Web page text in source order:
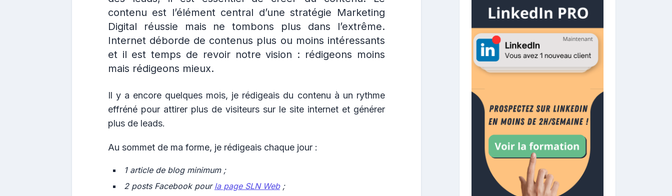
contenu est l’élément central d’une stratégie Marketing
Digital réussie mais ne tombons plus dans l’extrême.
Internet déborde de contenus plus ou moins intéressants
et il est temps de revoir notre vision : rédigeons moins
mais rédigeons mieux.
Il y a encore quelques mois, je rédigeais du contenu à un rythme
effréné pour attirer plus de visiteurs sur le site internet et générer
plus de leads.
Au sommet de ma forme, je rédigeais chaque jour :
1 article de blog minimum ;
2 posts Facebook pour la page SLN Web;